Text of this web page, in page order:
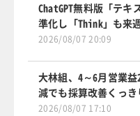
ChatGPT無料版「テ
準化し「Think」も来
2026/08/07 20:09
大林組、4～6月営業
減でも採算改善くっき
2026/08/07 17:10